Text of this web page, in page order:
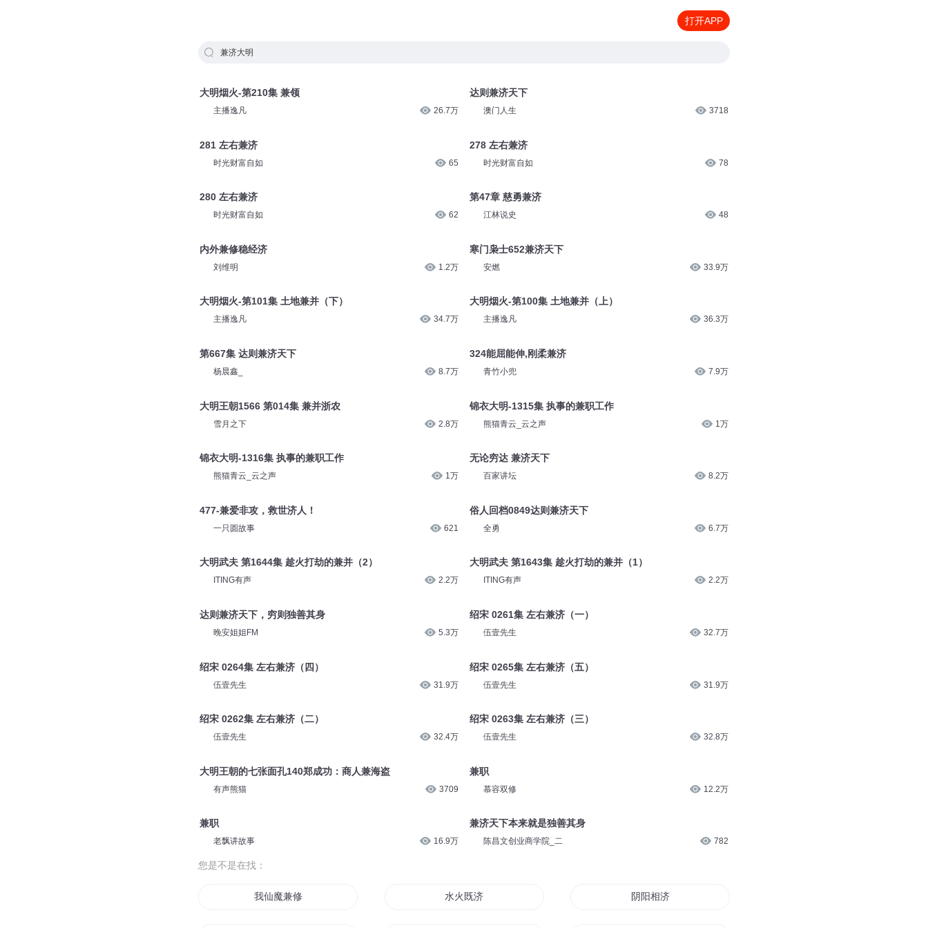
打开APP
兼济大明
大明烟火-第210集 兼领
主播逸凡 26.7万
281 左右兼济
时光财富自如 65
280 左右兼济
时光财富自如 62
内外兼修稳经济
刘维明 1.2万
大明烟火-第101集 土地兼并（下）
主播逸凡 34.7万
第667集 达则兼济天下
杨晨鑫_ 8.7万
大明王朝1566 第014集 兼并浙农
雪月之下 2.8万
锦衣大明-1316集 执事的兼职工作
熊猫青云_云之声 1万
477-兼爱非攻，救世济人！
一只圆故事 621
大明武夫 第1644集 趁火打劫的兼并（2）
ITING有声 2.2万
达则兼济天下，穷则独善其身
晚安姐姐FM 5.3万
绍宋 0264集 左右兼济（四）
伍壹先生 31.9万
绍宋 0262集 左右兼济（二）
伍壹先生 32.4万
大明王朝的七张面孔140郑成功：商人兼海盗
有声熊猫 3709
兼职
老飘讲故事 16.9万
达则兼济天下
澳门人生 3718
278 左右兼济
时光财富自如 78
第47章 慈勇兼济
江林说史 48
寒门枭士652兼济天下
安燃 33.9万
大明烟火-第100集 土地兼并（上）
主播逸凡 36.3万
324能屈能伸,刚柔兼济
青竹小兜 7.9万
锦衣大明-1315集 执事的兼职工作
熊猫青云_云之声 1万
无论穷达 兼济天下
百家讲坛 8.2万
俗人回档0849达则兼济天下
全勇 6.7万
大明武夫 第1643集 趁火打劫的兼并（1）
ITING有声 2.2万
绍宋 0261集 左右兼济（一）
伍壹先生 32.7万
绍宋 0265集 左右兼济（五）
伍壹先生 31.9万
绍宋 0263集 左右兼济（三）
伍壹先生 32.8万
兼职
慕容双修 12.2万
兼济天下本来就是独善其身
陈昌文创业商学院_二 782
您是不是在找：
我仙魔兼修 水火既济 阴阳相济